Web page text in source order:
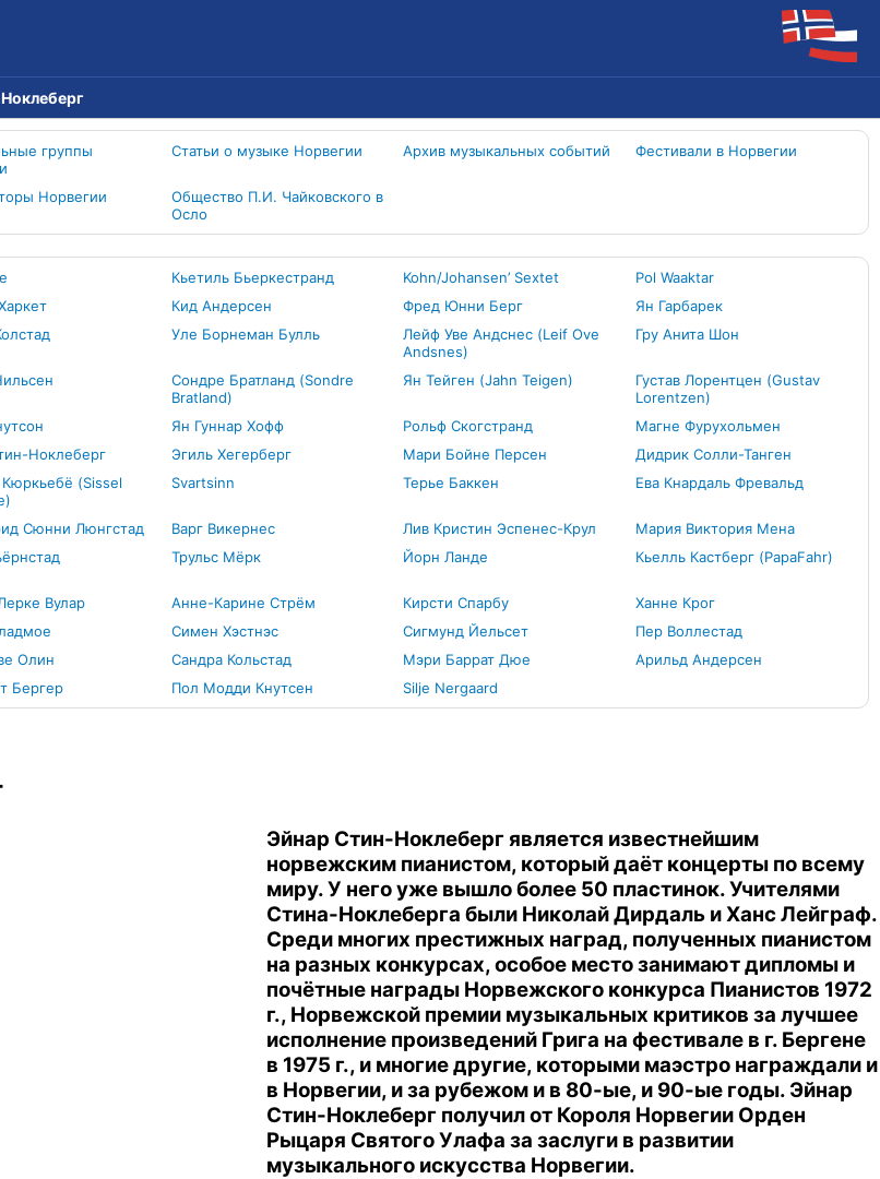
группы
Статьи о музыке Норвегии Архив музыкальных событий Фестивали в Норвегии
Норвегии
Общество П.И. Чайковского в
Осло
Кьетиль Бьеркестранд Kohn/Johansen’ Sextet
Pol Waaktar
Кид Андерсен Фред Юнни Берг
Ян Гарбарек
Уле Борнеман Булль
Лейф Уве Андснес (Leif Ove
Andsnes)
Гру Анита Шон
Сондре Братланд (Sondre
Bratland)
Ян Тейген (Jahn Teigen)
Густав Лорентцен (Gustav
Lorentzen)
Ян Гуннар Хофф Рольф Скогстранд
Магне Фурухольмен
Ноклеберг Эгиль Хегерберг Мари Бойне Персен
Дидрик Солли-Танген
(Sissel
Svartsinn Терье Баккен Ева Кнардаль Фревальд
Сюнни Люнгстад Варг Викернес Лив Кристин Эспенес-Крул
Мария Виктория Мена
Трульс Мёрк Йорн Ланде Кьелль Кастберг (PapaFahr)
Вулар Анне-Карине Стрём Кирсти Спарбу
Ханне Крог
Симен Хэстнэс Сигмунд Йельсет
Пер Воллестад
Олин Сандра Кольстад Мэри Баррат Дюе
Арильд Андерсен
Бергер Пол Модди Кнутсен Silje Nergaard
Эйнар Стин-Ноклеберг является известнейшим
норвежским пианистом, который даёт концерты по всему
миру. У него уже вышло более 50 пластинок. Учителями
Стина-Ноклеберга были Николай Дирдаль и Ханс Лейграф.
Среди многих престижных наград, полученных пианистом
на разных конкурсах, особое место занимают дипломы и
почётные награды Норвежского конкурса Пианистов 1972
г., Норвежской премии музыкальных критиков за лучшее
исполнение произведений Грига на фестивале в г. Бергене
в 1975 г., и многие другие, которыми маэстро награждали и
в Норвегии, и за рубежом и в 80-ые, и 90-ые годы. Эйнар
Стин-Ноклеберг получил от Короля Норвегии Орден
Рыцаря Святого Улафа за заслуги в развитии
музыкального искусства Норвегии.